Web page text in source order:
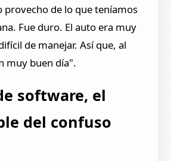
provecho de lo que teníamos
Fue duro. El auto era muy
de manejar. Así que, al
muy buen día".
software, el
del confuso